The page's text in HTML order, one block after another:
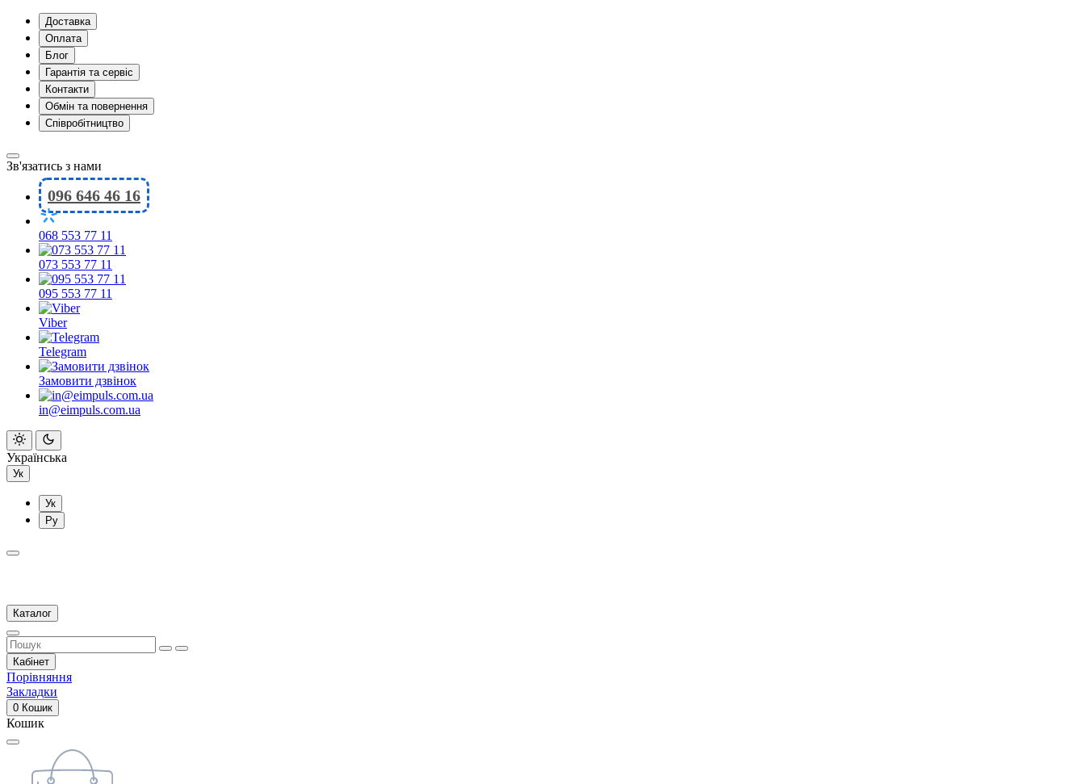
Доставка
Оплата
Блог
Гарантія та сервіс
Контакти
Обмін та повернення
Співробітництво
Зв'язатись з нами
096 646 46 16
068 553 77 11
073 553 77 11
095 553 77 11
Viber
Telegram
Замовити дзвінок
in@eimpuls.com.ua
Українська
Ук
Ук
Ру
Каталог
Кабінет
Порівняння
Закладки
0 Кошик
Кошик